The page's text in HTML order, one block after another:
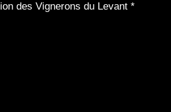
des Vignerons du Levant *